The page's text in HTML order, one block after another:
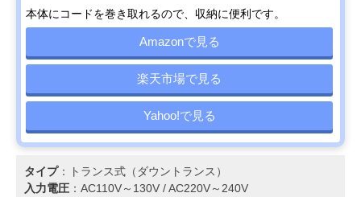
本体にコードを巻き取れるので、収納に便利です。
Amazonで見る
楽天市場で見る
Yahoo!で見る
タイプ：トランス式（ダウントランス）
入力電圧 ：AC110V～130V / AC220V～240V